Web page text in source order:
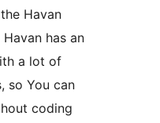
Havan
has an
a lot of
so You can
coding